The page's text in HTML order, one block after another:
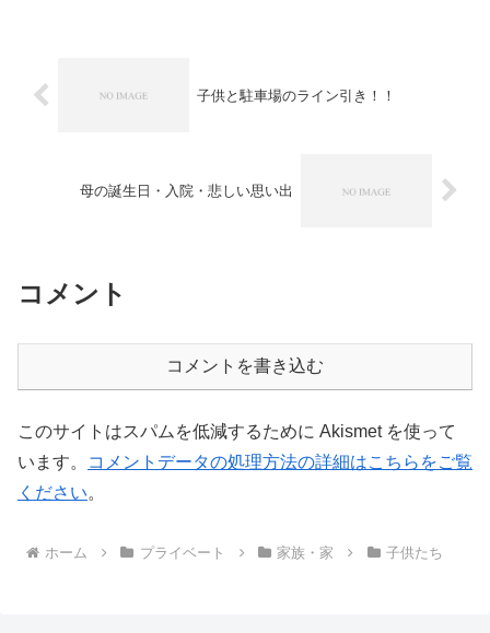
子供と駐車場のライン引き！！
母の誕生日・入院・悲しい思い出
コメント
コメントを書き込む
このサイトはスパムを低減するために Akismet を使って
います。
コメントデータの処理方法の詳細はこちらをご覧
ください。
ホーム プライベート 家族・家 子供たち